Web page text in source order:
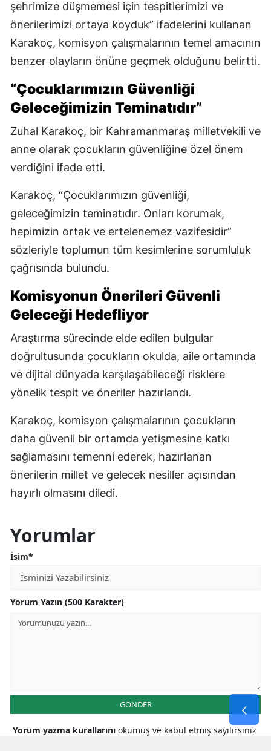
şehrimize düşmemesi için tespitlerimizi ve
önerilerimizi ortaya koyduk” ifadelerini kullanan
Karakoç, komisyon çalışmalarının temel amacının
benzer olayların önüne geçmek olduğunu belirtti.
“Çocuklarımızın Güvenliği
Geleceğimizin Teminatıdır”
Zuhal Karakoç, bir Kahramanmaraş milletvekili ve
anne olarak çocukların güvenliğine özel önem
verdiğini ifade etti.
Karakoç, “Çocuklarımızın güvenliği,
geleceğimizin teminatıdır. Onları korumak,
hepimizin ortak ve ertelenemez vazifesidir”
sözleriyle toplumun tüm kesimlerine sorumluluk
çağrısında bulundu.
Komisyonun Önerileri Güvenli
Geleceği Hedefliyor
Araştırma sürecinde elde edilen bulgular
doğrultusunda çocukların okulda, aile ortamında
ve dijital dünyada karşılaşabileceği risklere
yönelik tespit ve öneriler hazırlandı.
Karakoç, komisyon çalışmalarının çocukların
daha güvenli bir ortamda yetişmesine katkı
sağlamasını temenni ederek, hazırlanan
önerilerin millet ve gelecek nesiller açısından
hayırlı olmasını diledi.
Yorumlar
İsim*
Yorum Yazın (500 Karakter)
GÖNDER
Yorum yazma kurallarını okumuş ve kabul etmiş sayılırsınız